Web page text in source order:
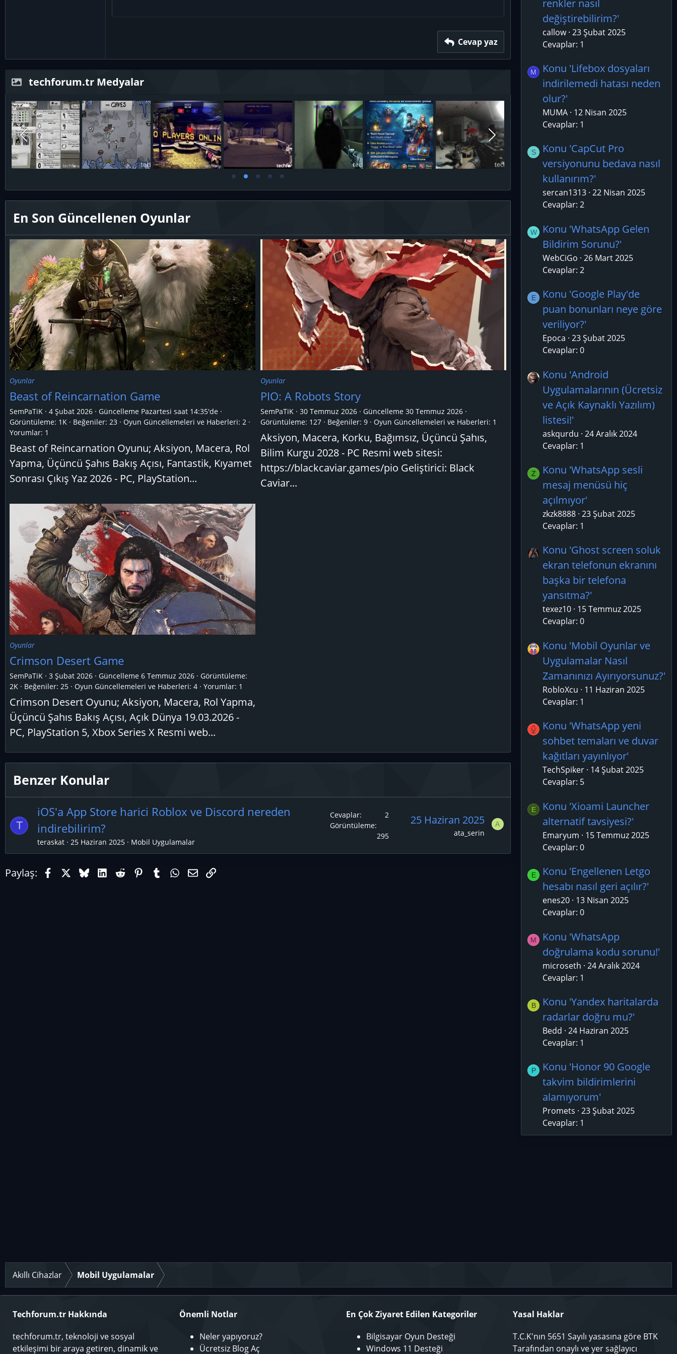
Cevap yaz
techforum.tr Medyalar
En Son Güncellenen Oyunlar
Oyunlar
Beast of Reincarnation Game
SemPaTiK 4 Şubat 2026 Güncelleme Pazartesi saat 14:35'de
Görüntüleme: 1K
Beğeniler: 23 Oyun Güncellemeleri ve Haberleri: 2
Yorumlar: 1
Beast of Reincarnation Oyunu; Aksiyon, Macera, Rol
Yapma, Üçüncü Şahıs Bakış Açısı, Fantastik, Kıyamet
Sonrası Çıkış Yaz 2026 - PC, PlayStation...
Oyunlar
PIO: A Robots Story
SemPaTiK 30 Temmuz 2026 Güncelleme 30 Temmuz 2026
Görüntüleme: 127
Beğeniler: 9 Oyun Güncellemeleri ve Haberleri: 1
Aksiyon, Macera, Korku, Bağımsız, Üçüncü Şahıs,
Bilim Kurgu 2028 - PC Resmi web sitesi:
https://blackcaviar.games/pio Geliştirici: Black
Caviar...
Oyunlar
Crimson Desert Game
SemPaTiK 3 Şubat 2026 Güncelleme 6 Temmuz 2026
Görüntüleme:
2K
Beğeniler: 25 Oyun Güncellemeleri ve Haberleri: 4 Yorumlar: 1
Crimson Desert Oyunu; Aksiyon, Macera, Rol Yapma,
Üçüncü Şahıs Bakış Açısı, Açık Dünya 19.03.2026 -
PC, PlayStation 5, Xbox Series X Resmi web...
Benzer Konular
T
iOS'a App Store harici Roblox ve Discord nereden
indirebilirim?
teraskat 25 Haziran 2025 Mobil Uygulamalar
Cevaplar
2
Görüntüleme
295
25 Haziran 2025
ata_serin
A
Paylaş: FacebookX (Twitter)
BlueskyLinkedIn
RedditPinterestTumblr
WhatsApp
E-posta
Link
renkler nasıl
değiştirebilirim?'
callow 23 Şubat 2025
Cevaplar: 1
M
Konu 'Lifebox dosyaları
indirilemedi hatası neden
olur?'
MUMA 12 Nisan 2025
Cevaplar: 1
S
Konu 'CapCut Pro
versiyonunu bedava nasıl
kullanırım?'
sercan1313 22 Nisan 2025
Cevaplar: 2
W
Konu 'WhatsApp Gelen
Bildirim Sorunu?'
WebCiGo 26 Mart 2025
Cevaplar: 2
E
Konu 'Google Play'de
puan bonunları neye göre
veriliyor?'
Epoca 23 Şubat 2025
Cevaplar: 0
Konu 'Android
Uygulamalarının (Ücretsiz
ve Açık Kaynaklı Yazılım)
listesi!'
askqurdu 24 Aralık 2024
Cevaplar: 1
Z
Konu 'WhatsApp sesli
mesaj menüsü hiç
açılmıyor'
zkzk8888 23 Şubat 2025
Cevaplar: 1
Konu 'Ghost screen soluk
ekran telefonun ekranını
başka bir telefona
yansıtma?'
texez10 15 Temmuz 2025
Cevaplar: 0
Konu 'Mobil Oyunlar ve
Uygulamalar Nasıl
Zamanınızı Ayırıyorsunuz?'
RobloXcu
11 Haziran 2025
Cevaplar: 1
Konu 'WhatsApp yeni
sohbet temaları ve duvar
kağıtları yayınlıyor'
TechSpiker 14 Şubat 2025
Cevaplar: 5
E
Konu 'Xioami Launcher
alternatif tavsiyesi?'
Emaryum
15 Temmuz 2025
Cevaplar: 0
E
Konu 'Engellenen Letgo
hesabı nasıl geri açılır?'
enes20 13 Nisan 2025
Cevaplar: 0
M
Konu 'WhatsApp
doğrulama kodu sorunu!'
microseth 24 Aralık 2024
Cevaplar: 1
B
Konu 'Yandex haritalarda
radarlar doğru mu?'
Bedd 24 Haziran 2025
Cevaplar: 1
P
Konu 'Honor 90 Google
takvim bildirimlerini
alamıyorum'
Promets 23 Şubat 2025
Cevaplar: 1
Akıllı Cihazlar Mobil Uygulamalar
Techforum.tr Hakkında
techforum.tr, teknoloji ve sosyal
etkileşimi bir araya getiren, dinamik ve
Önemli Notlar
Neler yapıyoruz?
Ücretsiz Blog Aç
En Çok Ziyaret Edilen Kategoriler
Bilgisayar Oyun Desteği
Windows 11 Desteği
Yasal Haklar
T.C.K'nın 5651 Sayılı yasasına göre BTK
Tarafından onaylı ve yer sağlayıcı